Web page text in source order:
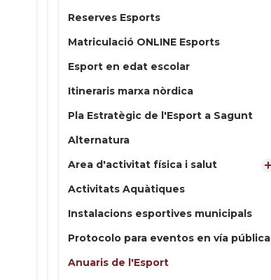
Reserves Esports
Matriculació ONLINE Esports
Esport en edat escolar
Itineraris marxa nòrdica
Pla Estratègic de l'Esport a Sagunt
Alternatura
Area d'activitat física i salut
Activitats Aquàtiques
Instalacions esportives municipals
Protocolo para eventos en vía pública
Anuaris de l'Esport